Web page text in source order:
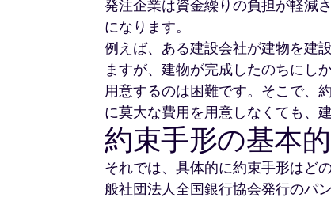
発注企業は資金繰りの負担が軽減
になります。
例えば、ある建設会社が建物を建
ますが、建物が完成したのちにし
用意するのは困難です。そこで、
に莫大な費用を用意しなくても、
約束手形の基本
それでは、具体的に約束手形はど
般社団法人全国銀行協会発行のパ